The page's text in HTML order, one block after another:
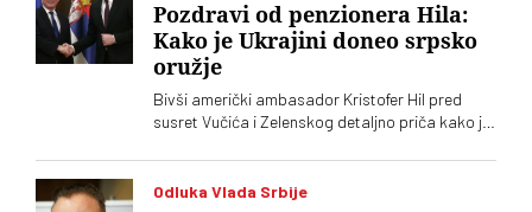
Pozdravi od penzionera Hila:
Kako je Ukrajini doneo srpsko
oružje
Bivši američki ambasador Kristofer Hil pred
susret Vučića i Zelenskog detaljno priča kako je
Navodno dve zemlje planiraju i zajedničku
fabriku dronova
Odluka Vlada Srbije